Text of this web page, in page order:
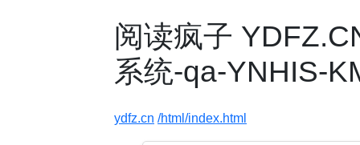
阅读疯子
系统-qa-YNHIS-
ydfz.cn /html/index.html